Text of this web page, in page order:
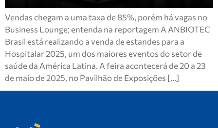
Vendas chegam a uma taxa de 85%, porém há vagas no
Business Lounge; entenda na reportagem A ANBIOTEC
Brasil está realizando a venda de estandes para a
Hospitalar 2025, um dos maiores eventos do setor de
saúde da América Latina. A feira acontecerá de 20 a 23
de maio de 2025, no Pavilhão de Exposições […]